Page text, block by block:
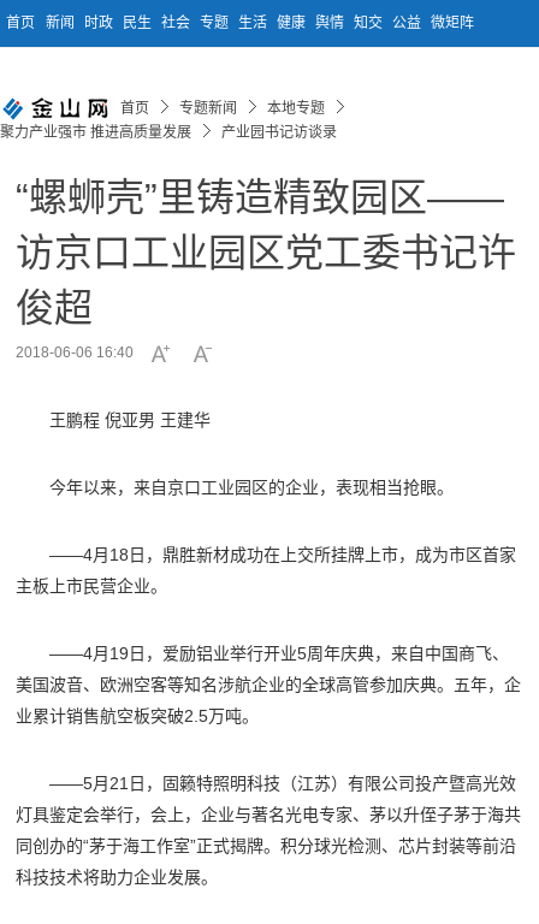
首页 新闻 时政 民生 社会 专题 生活 健康 舆情 知交 公益 微矩阵
首页 专题新闻
本地专题
聚力产业强市 推进高质量发展
产业园书记访谈录
“螺蛳壳”里铸造精致园区——
访京口工业园区党工委书记许
俊超
2018-06-06 16:40
王鹏程 倪亚男 王建华
今年以来，来自京口工业园区的企业，表现相当抢眼。
——4月18日，鼎胜新材成功在上交所挂牌上市，成为市区首家
主板上市民营企业。
——4月19日，爱励铝业举行开业5周年庆典，来自中国商飞、
美国波音、欧洲空客等知名涉航企业的全球高管参加庆典。五年，企
业累计销售航空板突破2.5万吨。
——5月21日，固籁特照明科技（江苏）有限公司投产暨高光效
灯具鉴定会举行，会上，企业与著名光电专家、茅以升侄子茅于海共
同创办的“茅于海工作室”正式揭牌。积分球光检测、芯片封装等前沿
科技技术将助力企业发展。